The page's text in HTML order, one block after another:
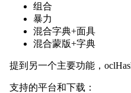
组合
暴力
混合字典+面具
混合蒙版+字典
提到另一个主要功能，
支持的平台和下载：